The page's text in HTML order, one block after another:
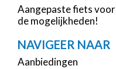
Aangepaste fiets
de mogelijkheden!
NAVIGEER NAAR
Aanbiedingen